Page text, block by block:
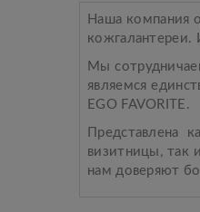
Наша компания
кожгалантереи.
Мы
являемся
EGO FAVORITE.
Представлена
визитницы, так
нам доверяют